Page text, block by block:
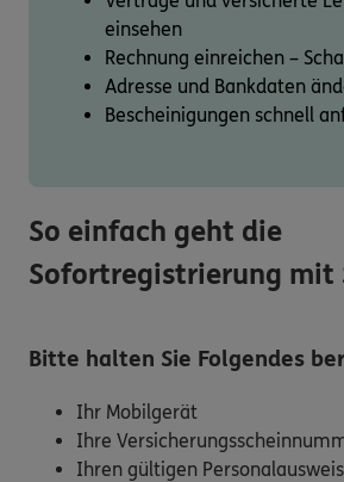
einsehen
Rechnung einreichen –
Adresse und Bankdaten
Bescheinigungen schnell
So einfach geht die
Sofortregistrierung mit
Bitte halten Sie Folgendes
Ihr Mobilgerät
Ihre
Ihren gültigen Personalausweis